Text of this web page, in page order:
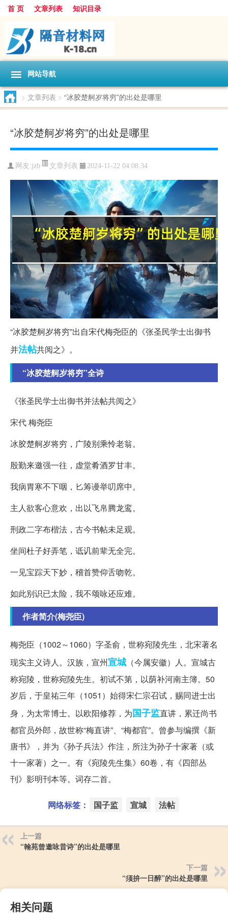
首 页 文章列表 知识目录
网站导航
> 文章列表 > “冰胶楚舸岁将穷”的出处是哪里
“冰胶楚舸岁将穷”的出处是哪里
网友:jzb 文章列表 2024-11-22 04:08:34
“冰胶楚舸岁将穷”出自宋代梅尧臣的《张圣民学士出御书
并法帖共阅之》。
“冰胶楚舸岁将穷”全诗
《张圣民学士出御书并法帖共阅之》
宋代 梅尧臣
冰胶楚舸岁将穷，广陵别乘怜老翁。
殷勤来邀强一往，虚堂肴酒罗甘丰。
我病胃寒不下咽，匕筹谩举叨席中。
主人欲客心意欢，出以飞帛腾龙鸾。
刑政二字布楷法，古今书帖未足观。
坐间杜子好弄笔，诋讥前辈无全完。
一见宝踪天下妙，稽首赞仰舌吻乾。
如此别识已太险，我不颂咏还应难。
作者简介(梅尧臣)
梅尧臣（1002～1060）字圣俞，世称宛陵先生，北宋著名
现实主义诗人。汉族，宣州宣城 （今属安徽）人。宣城古
称宛陵，世称宛陵先生。初试不第，以荫补河南主簿。50
岁后，于皇祐三年（1051）始得宋仁宗召试，赐同进士出
身，为太常博士。以欧阳修荐，为国子监直讲，累迁尚书
都官员外郎，故世称“梅直讲”、“梅都官”。曾参与编撰《新
唐书》，并为《孙子兵法》作注，所注为孙子十家著（或
十一家著）之一。有《宛陵先生集》60卷，有《四部丛
刊》影明刊本等。词存二首。
网络标签： 国子监 宣城 法帖
上一篇
“翰苑曾邀咏昔诗”的出处是哪里
下一篇
“须拚一日醉”的出处是哪里
相关问题